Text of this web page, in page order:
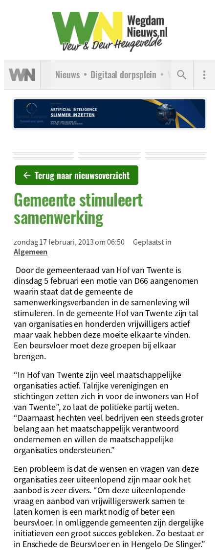
Nieuws Digitaal dorpsplein Verenigingen
Terug naar nieuwsoverzicht
Gemeente stimuleert
samenwerking
zondag 17 februari, 2013 om 06:50
Geplaatst in
Algemeen
Door de gemeenteraad van Hof van Twente is
dinsdag 5 februari een motie van D66 aangenomen
waarin staat dat de gemeente de
samenwerkingsverbanden in de samenleving wil
stimuleren. In de gemeente Hof van Twente zijn tal
van organisaties en honderden vrijwilligers actief
maar vaak hebben deze moeite elkaar te vinden.
Een beursvloer moet deze groepen bij elkaar
brengen.
“In Hof van Twente zijn veel maatschappelijke
organisaties actief. Talrijke verenigingen en
stichtingen zetten zich in voor de inwoners van Hof
van Twente”, zo laat de politieke partij weten.
“Daarnaast hechten veel bedrijven een steeds groter
belang aan het maatschappelijk verantwoord
ondernemen en willen de maatschappelijke
organisaties ondersteunen.”
Een probleem is dat de wensen en vragen van deze
organisaties zeer uiteenlopend zijn maar ook het
aanbod is zeer divers. “Om deze uiteenlopende
vraag en aanbod van vrijwilligerswerk samen te
laten komen is een markt nodig of beter een
beursvloer. In omliggende gemeenten zijn dergelijke
initiatieven een groot succes gebleken. Zo bestaat er
in Enschede de Beursvloer en in Hengelo De Slinger.”